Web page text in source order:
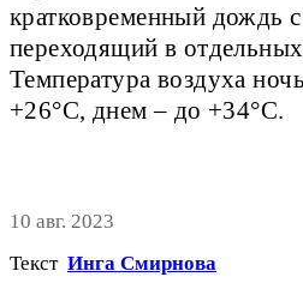
кратковременный дождь
переходящий в
Температура воздуха
+26°С, днем – до +34°С.
10 авг. 2023
Текст Инга Смирнова